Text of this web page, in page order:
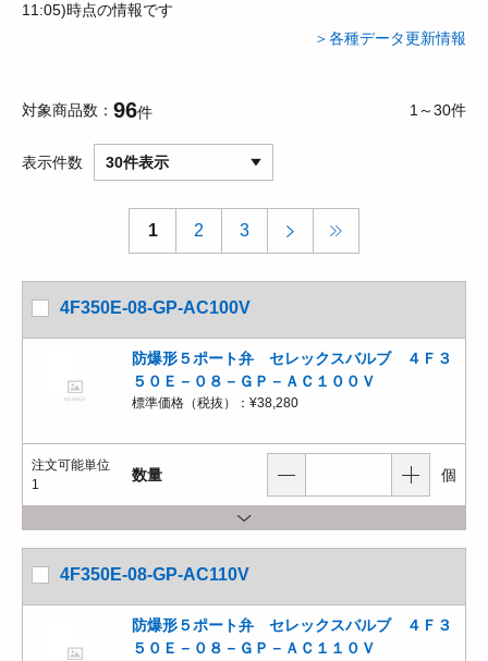
11:05)時点の情報です
＞各種データ更新情報
対象商品数 96件 1～30件
表示件数 30件表示
1 2 3
4F350E-08-GP-AC100V
防爆形５ポート弁 セレックスバルブ ４Ｆ３
５０Ｅ－０８－ＧＰ－ＡＣ１００Ｖ
標準価格（税抜）： ¥38,280
注文可能単位
1
数量 個
4F350E-08-GP-AC110V
防爆形５ポート弁 セレックスバルブ ４Ｆ３
５０Ｅ－０８－ＧＰ－ＡＣ１１０Ｖ